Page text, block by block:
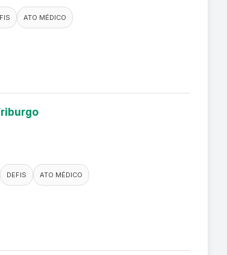
ATO MÉDICO
DEFIS
ATO MÉDICO